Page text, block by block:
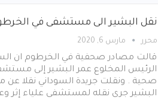
نقل البشير الى مستشفى في
محرر مارس 6, 2020
قالت مصادر صحفية في الخرطوم ان
الرئيس المخلوع عمر البشير إلى
صحية . ونقلت جريدة السوداني نقلا عن
البشير جرى نقله لمستشفى علياء إثر